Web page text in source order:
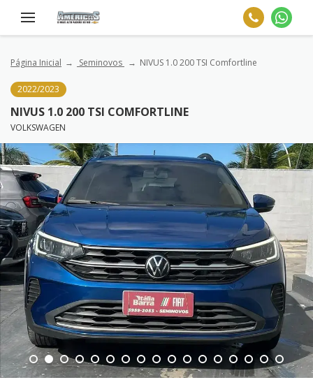
Página Inicial Seminovos NIVUS 1.0 200 TSI Comfortline
2022/2023
NIVUS 1.0 200 TSI COMFORTLINE
VOLKSWAGEN